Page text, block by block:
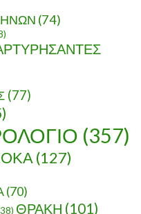
(74)
(77)
(357)
(127)
(70)
ΘΡΑΚΗ (101)